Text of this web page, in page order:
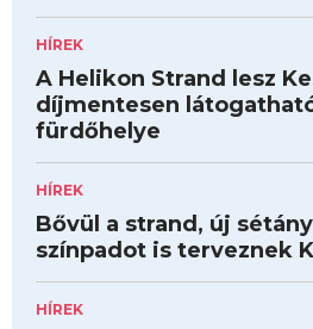
HÍREK
A Helikon Strand lesz
díjmentesen
fürdőhelye
HÍREK
Bővül a strand, új
színpadot is terveznek
HÍREK